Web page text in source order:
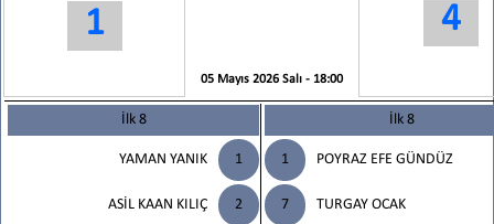
1
05 Mayıs 2026 Salı - 18:00
4
İlk 8
1
YAMAN YANIK
2
ASİL KAAN KILIÇ
İlk 8
1 POYRAZ EFE GÜNDÜZ
7 TURGAY OCAK